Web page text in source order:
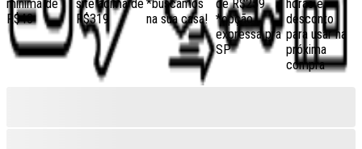
mínima de
R$40
site acima de
R$319
*buscamos
na sua casa!
de R$259
*opção
expressa pra
SP
horas e
desconto
para usar na
próxima
compra